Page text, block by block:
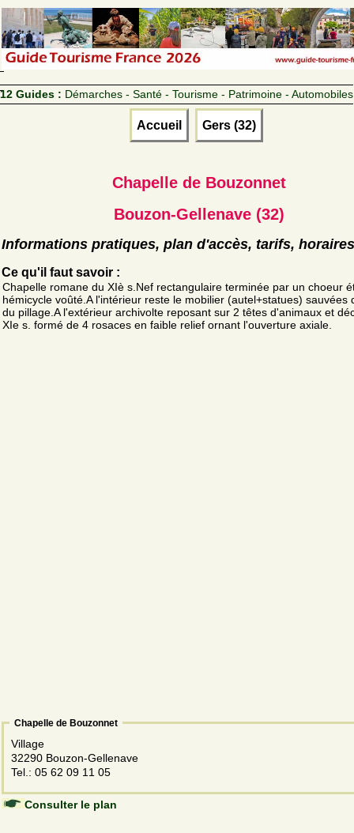
12 Guides : Démarches - Santé - Tourisme - Patrimoine - Automobiles
Accueil Gers (32)
Chapelle de Bouzonnet
Bouzon-Gellenave (32)
Informations pratiques, plan d'accès, tarifs, horaires
Ce qu'il faut savoir :
Chapelle romane du XIè s.Nef rectangulaire terminée par un choeur
hémicycle voûté.A l'intérieur reste le mobilier (autel+statues) sauvées
du pillage.A l'extérieur archivolte reposant sur 2 têtes d'animaux et
XIe s. formé de 4 rosaces en faible relief ornant l'ouverture axiale.
Chapelle de Bouzonnet
Village
32290 Bouzon-Gellenave
Tel.: 05 62 09 11 05
Consulter le plan